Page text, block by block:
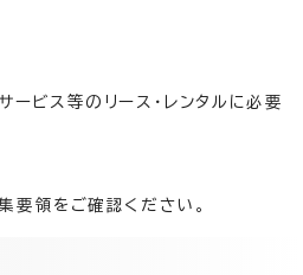
ビス等のリース・レンタルに必要
領をご確認ください。